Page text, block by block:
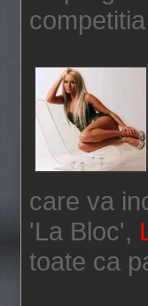
care va
'La Bloc',
toate ca